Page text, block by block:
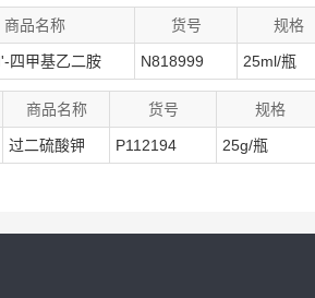
商品名称 货号 规格
四甲基乙二胺 N818999 25ml/瓶
商品名称 货号 规格
过二硫酸钾 P112194 25g/瓶